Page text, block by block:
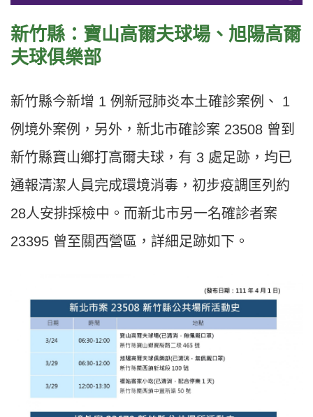
新竹縣：寶山高爾夫球場、旭陽高爾
夫球俱樂部
新竹縣今新增 1 例新冠肺炎本土確診案例、 1
例境外案例，另外，新北市確診案 23508 曾到
新竹縣寶山鄉打高爾夫球，有 3 處足跡，均已
通報清潔人員完成環境消毒，初步疫調匡列約
28人安排採檢中。而新北市另一名確診者案
23395 曾至關西營區，詳細足跡如下。